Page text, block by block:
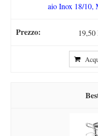
aio Inox 18/10,